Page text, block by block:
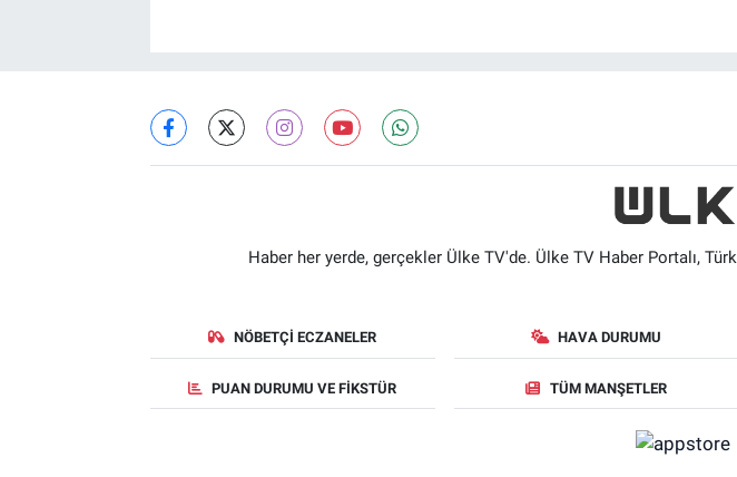
Haber her yerde, gerçekler Ülke TV'de. Ülke TV Haber Portalı,
NÖBETÇI ECZANELER HAVA DURUMU
PUAN DURUMU VE FIKSTÜR TÜM MANŞETLER